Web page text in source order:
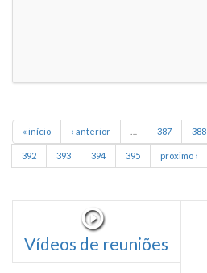
« início ‹ anterior 387 388
392 393 394 395 próximo ›
Vídeos de reuniões